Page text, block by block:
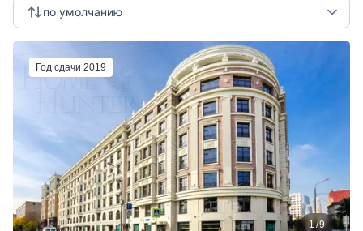
по умолчанию
Год сдачи 2019
1/9